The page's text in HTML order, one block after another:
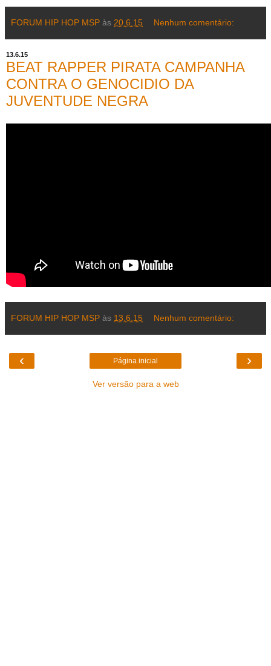
FORUM HIP HOP MSP às 20.6.15 Nenhum comentário:
13.6.15
BEAT RAPPER PIRATA CAMPANHA
CONTRA O GENOCIDIO DA
JUVENTUDE NEGRA
FORUM HIP HOP MSP às 13.6.15 Nenhum comentário:
‹ ›
Página inicial
Ver versão para a web